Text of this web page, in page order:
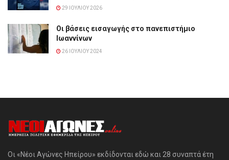
29 ΙΟΥΛΊΟΥ 2026
Οι βάσεις εισαγωγής στο πανεπιστήμιο
Ιωαννίνων
26 ΙΟΥΛΊΟΥ 2024
Οι «Νέοι Αγώνες Ηπείρου» εκδίδονται εδώ και 28 συναπτά έτη